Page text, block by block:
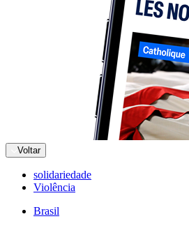
Voltar
solidariedade
Violência
Brasil